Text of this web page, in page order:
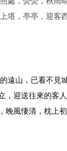
塔，亭亭，迎客
，迎送往來的客人
晚風悽清，枕上